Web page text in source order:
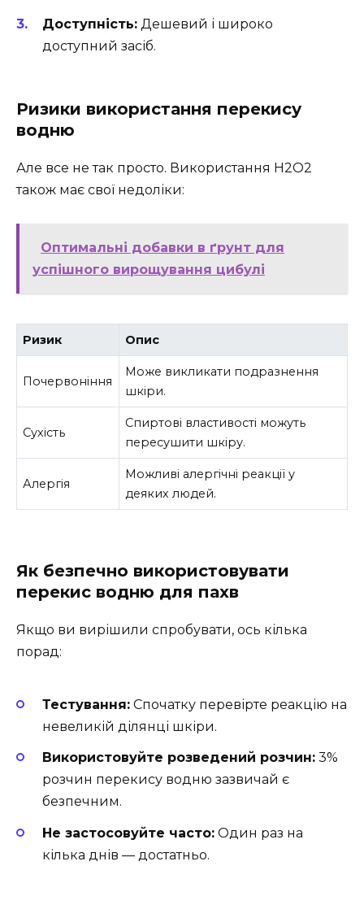
Доступність: Дешевий і широко
доступний засіб.
Ризики використання перекису
водню
Але все не так просто. Використання H2O2
також має свої недоліки:
Оптимальні добавки в ґрунт для
успішного вирощування цибулі
Ризик Опис
Почервоніння
Може викликати подразнення
шкіри.
Сухість
Спиртові властивості можуть
пересушити шкіру.
Алергія
Можливі алергічні реакції у
деяких людей.
Як безпечно використовувати
перекис водню для пахв
Якщо ви вирішили спробувати, ось кілька
порад:
Тестування: Спочатку перевірте реакцію на
невеликій ділянці шкіри.
Використовуйте розведений розчин: 3%
розчин перекису водню зазвичай є
безпечним.
Не застосовуйте часто: Один раз на
кілька днів — достатньо.